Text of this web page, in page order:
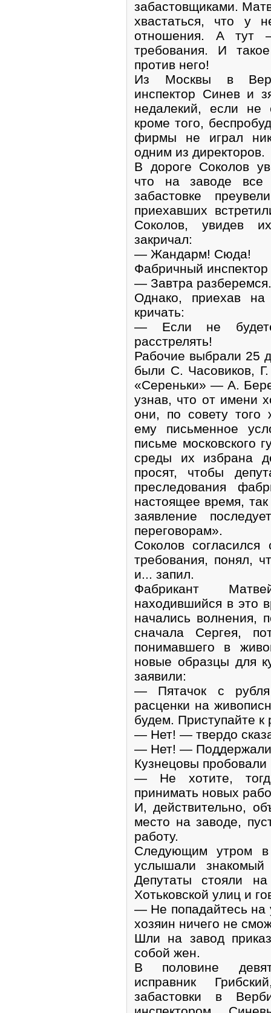
забастовщиками.
хвастаться, что у
отношения. А тут —
требования. И
против него!
Из Москвы в
инспектор Синев и
недалекий, если не
кроме того,
фирмы не играл
одним из директоров.
В дороге Соколов
что на заводе
забастовке
приехавших
Соколов, увидев
закричал:
— Жандарм! Сюда!
Фабричный инспектор
— Завтра
Однако, приехав
кричать:
— Если не
расстрелять!
Рабочие выбрали 25
были С. Часовиков,
«Сереньки» — А.
узнав, что от имени
они, по совету того
ему письменное
письме московского
среды их избрана
просят, чтобы
преследования
настоящее время,
заявление
переговорам».
Соколов
требования, понял,
и... запил.
Фабрикант
находившийся в это
начались волнения,
сначала Сергея,
понимавшего в
новые образцы для
заявили:
— Пятачок с
расценки на
будем. Приступайте к
— Нет! — твердо
— Нет! — Поддержали
Кузнецовы пробовали
— Не хотите,
принимать новых
И, действительно,
место на заводе,
работу.
Следующим утром в
услышали
Депутаты стояли
Хотьковской улиц и
— Не попадайтесь на
хозяин ничего не
Шли на завод
собой жен.
В половине
исправник
забастовки в